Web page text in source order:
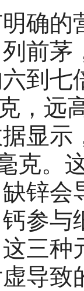
确
前
到
，远
显
克。
锌
参
三
导